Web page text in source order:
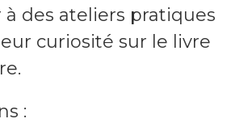
des ateliers pratiques
curiosité sur le livre
: